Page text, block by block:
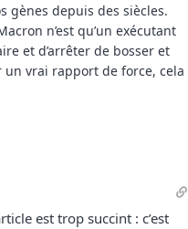
gènes depuis des siècles.
n’est qu’un exécutant
et d’arrêter de bosser et
vrai rapport de force, cela
est trop succint : c’est